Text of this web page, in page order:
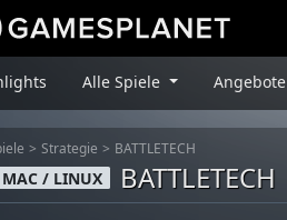
Alle Spiele Angebote
Strategie BATTLETECH
MAC / LINUX BATTLETECH